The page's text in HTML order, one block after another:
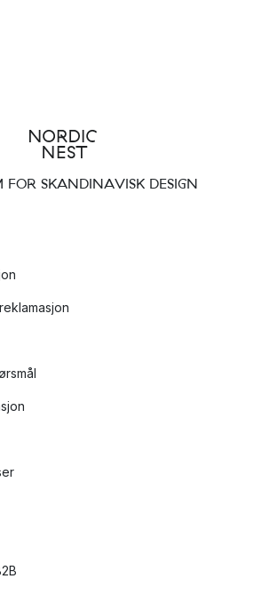
FOR SKANDINAVISK DESIGN